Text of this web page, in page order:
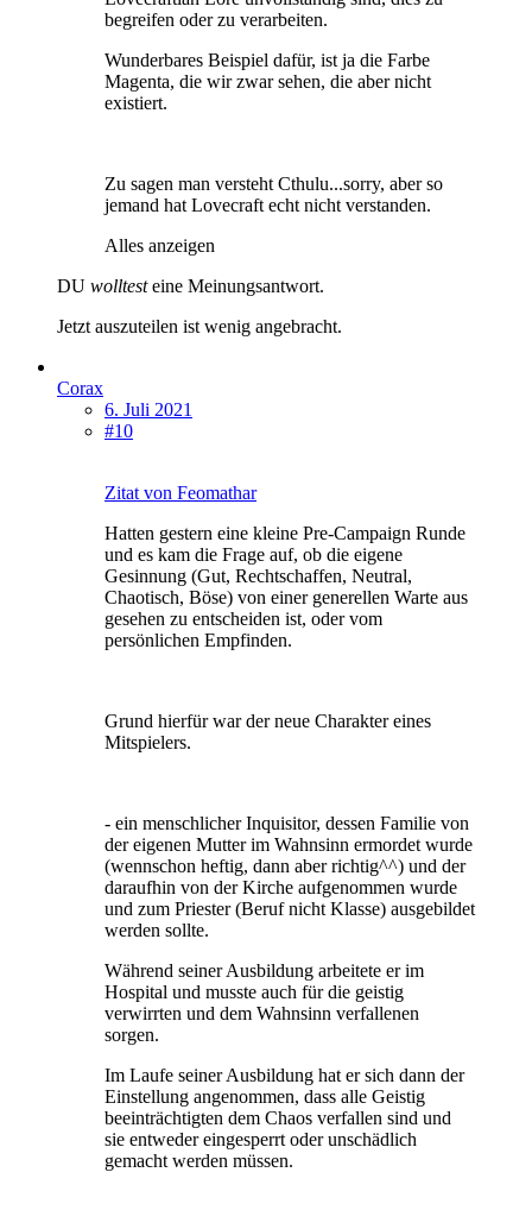
begreifen oder zu verarbeiten.
Wunderbares Beispiel dafür, ist ja die Farbe
Magenta, die wir zwar sehen, die aber nicht
existiert.
Zu sagen man versteht Cthulu...sorry, aber so
jemand hat Lovecraft echt nicht verstanden.
Alles anzeigen
DU wolltesteine Meinungsantwort.
Jetzt auszuteilen ist wenig angebracht.
Corax
6. Juli 2021
#10
Zitat von Feomathar
Hatten gestern eine kleine Pre-Campaign Runde
und es kam die Frage auf, ob die eigene
Gesinnung (Gut, Rechtschaffen, Neutral,
Chaotisch, Böse) von einer generellen Warte aus
gesehen zu entscheiden ist, oder vom
persönlichen Empfinden.
Grund hierfür war der neue Charakter eines
Mitspielers.
- ein menschlicher Inquisitor, dessen Familie von
der eigenen Mutter im Wahnsinn ermordet wurde
(wennschon heftig, dann aber richtig^^) und der
daraufhin von der Kirche aufgenommen wurde
und zum Priester (Beruf nicht Klasse) ausgebildet
werden sollte.
Während seiner Ausbildung arbeitete er im
Hospital und musste auch für die geistig
verwirrten und dem Wahnsinn verfallenen
sorgen.
Im Laufe seiner Ausbildung hat er sich dann der
Einstellung angenommen, dass alle Geistig
beeinträchtigten dem Chaos verfallen sind und
sie entweder eingesperrt oder unschädlich
gemacht werden müssen.